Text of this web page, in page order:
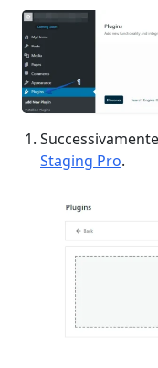
Staging Pro.